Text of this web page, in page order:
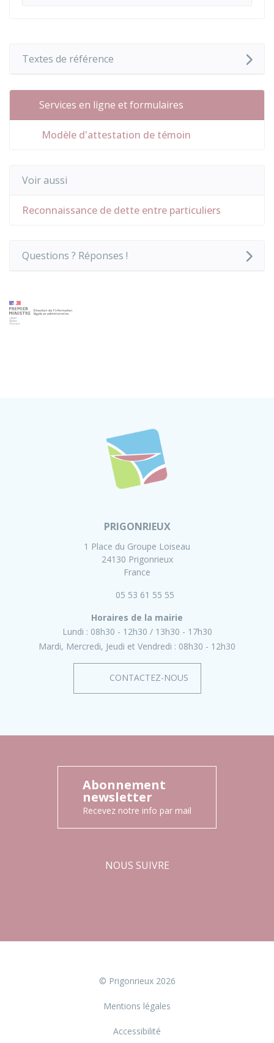
Textes de référence
Services en ligne et formulaires
Modèle d'attestation de témoin
Voir aussi
Reconnaissance de dette entre particuliers
Questions ? Réponses !
PRIGONRIEUX
1 Place du Groupe Loiseau
24130 Prigonrieux
France
05 53 61 55 55
Horaires de la mairie
Lundi : 08h30 - 12h30
13h30 - 17h30
Mardi, Mercredi, Jeudi et Vendredi : 08h30 - 12h30
CONTACTEZ-NOUS
Abonnement
newsletter
Recevez notre info par mail
NOUS SUIVRE
© Prigonrieux 2026
Mentions légales
Accessibilité